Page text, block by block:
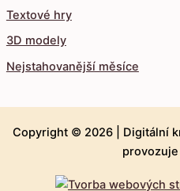
Textové hry
3D modely
Nejstahovanější měsíce
Copyright © 2026 | Digitální
provozuje